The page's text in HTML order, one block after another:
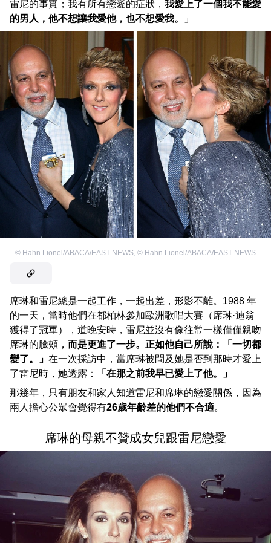
雷尼的事實；我有所有戀愛的症狀， 我愛上了一個我不能愛
的男人，他不想讓我愛他，也不想愛我。
」
© Hahn Lionel/ABACA/EAST NEWS © Hahn Lionel/ABACA/EAST NEWS
席琳和雷尼總是一起工作，一起出差，形影不離。1988 年
的一天，當時他們在都柏林參加歐洲歌唱大賽（席琳·迪翁
獲得了冠軍），道晚安時，雷尼並沒有像往常一樣僅僅親吻
席琳的臉頰， 而是更進了一步。正如他自己所說：「一切都
變了。」 在一次採訪中，當席琳被問及她是否到那時才愛上
了雷尼時，她透露：
「在那之前我早已愛上了他。」
那幾年，只有朋友和家人知道雷尼和席琳的戀愛關係，因為
兩人擔心公眾會覺得有26歲年齡差的他們不合適。
席琳的母親不贊成女兒跟雷尼戀愛